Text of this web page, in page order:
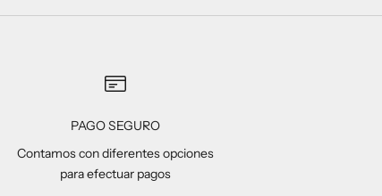
PAGO SEGURO
Contamos con diferentes opciones
para efectuar pagos